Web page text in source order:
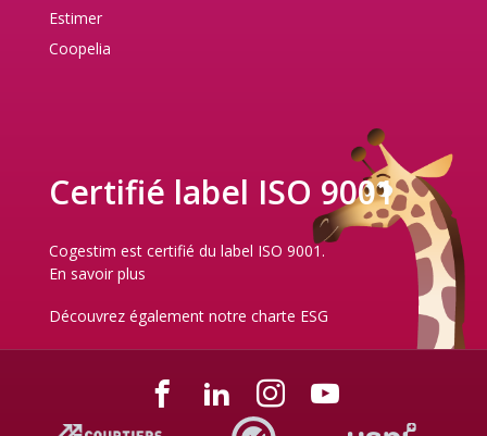
Estimer
Coopelia
Certifié label ISO 9001
Cogestim est certifié du label ISO 9001.
En savoir plus
Découvrez également notre charte ESG